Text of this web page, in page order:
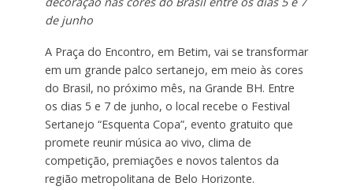
de junho
A Praça do Encontro, em Betim, vai se transformar
em um grande palco sertanejo, em meio às cores
do Brasil, no próximo mês, na Grande BH. Entre
os dias 5 e 7 de junho, o local recebe o Festival
Sertanejo “Esquenta Copa”, evento gratuito que
promete reunir música ao vivo, clima de
competição, premiações e novos talentos da
região metropolitana de Belo Horizonte.